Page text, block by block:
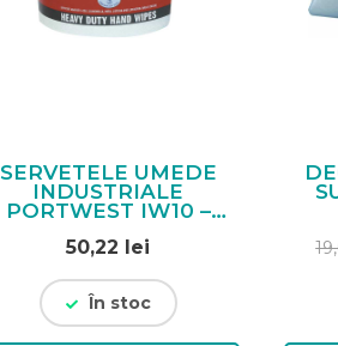
SERVETELE UMEDE
INDUSTRIALE
PORTWEST IW10 –
50,22 lei
În stoc